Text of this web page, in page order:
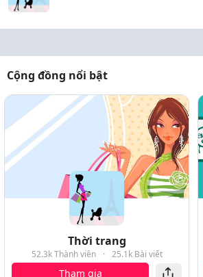
Cộng đồng nổi bật
Thời trang
52.3k Thành viên · 25.1k Bài viết
Tham gia